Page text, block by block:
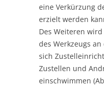
eine Verkürzung
erzielt werden
Des Weiteren
des Werkzeugs
sich
Zustellen und
einschwimmen